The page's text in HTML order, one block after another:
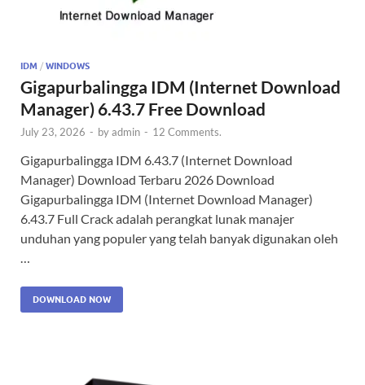
IDM / WINDOWS
Gigapurbalingga IDM (Internet Download
Manager) 6.43.7 Free Download
July 23, 2026 - byadmin - 12 Comments.
Gigapurbalingga IDM 6.43.7 (Internet Download
Manager) Download Terbaru 2026 Download
Gigapurbalingga IDM (Internet Download Manager)
6.43.7 Full Crack adalah perangkat lunak manajer
unduhan yang populer yang telah banyak digunakan oleh
…
DOWNLOAD NOW